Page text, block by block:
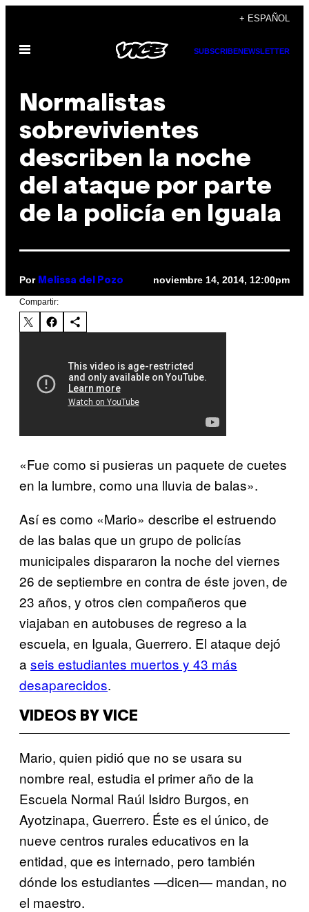
contenido
+ ESPAÑOL
Abrir
SUBSCRIBENEWSLETTER
Normalistas
sobrevivientes
describen la noche
del ataque por parte
de la policía en Iguala
Por Melissa del Pozo noviembre 14, 2014, 12:00pm
Compartir:
«Fue como si pusieras un paquete de cuetes
en la lumbre, como una lluvia de balas».
Así es como «Mario» describe el estruendo
de las balas que un grupo de policías
municipales dispararon la noche del viernes
26 de septiembre en contra de éste joven, de
23 años, y otros cien compañeros que
viajaban en autobuses de regreso a la
escuela, en Iguala, Guerrero. El ataque dejó
a seis estudiantes muertos y 43 más
desaparecidos.
VIDEOS BY VICE
Mario, quien pidió que no se usara su
nombre real, estudia el primer año de la
Escuela Normal Raúl Isidro Burgos, en
Ayotzinapa, Guerrero. Éste es el único, de
nueve centros rurales educativos en la
entidad, que es internado, pero también
dónde los estudiantes —dicen— mandan, no
el maestro.